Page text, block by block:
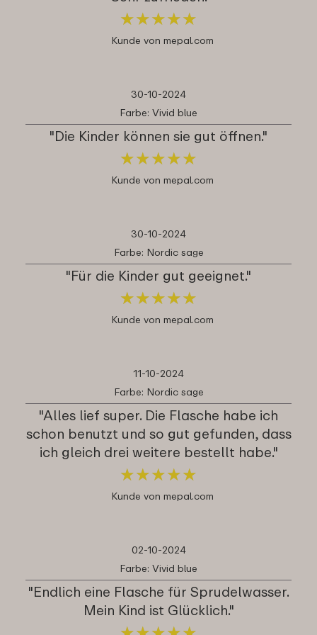
★★★★★
★★★★★
Kunde von mepal.com
30-10-2024
Farbe: Vivid blue
"Die Kinder können sie gut öffnen."
★★★★★
★★★★★
Kunde von mepal.com
30-10-2024
Farbe: Nordic sage
"Für die Kinder gut geeignet."
★★★★★
★★★★★
Kunde von mepal.com
11-10-2024
Farbe: Nordic sage
"Alles lief super. Die Flasche habe ich
schon benutzt und so gut gefunden, dass
ich gleich drei weitere bestellt habe."
★★★★★
★★★★★
Kunde von mepal.com
02-10-2024
Farbe: Vivid blue
"Endlich eine Flasche für Sprudelwasser.
Mein Kind ist Glücklich."